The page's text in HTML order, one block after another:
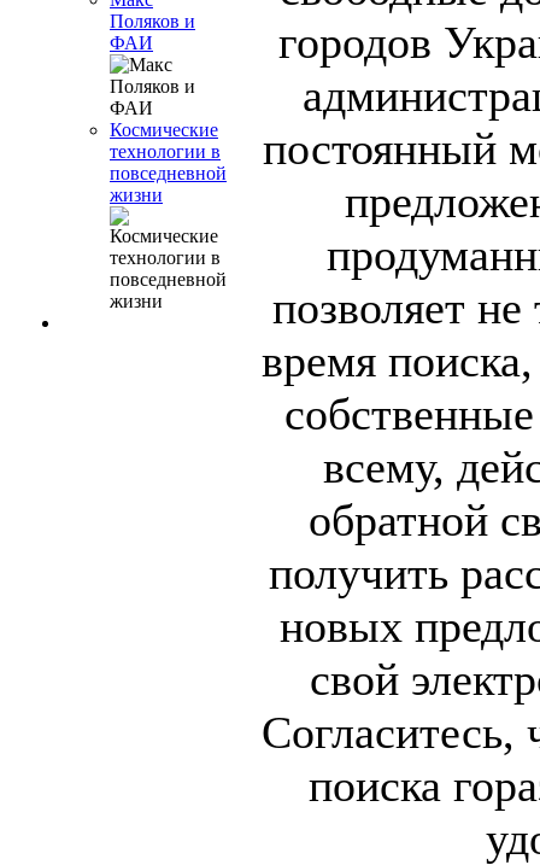
Поляков и
ФАИ
Космические
технологии в
повседневной
жизни
городов
постоянный
позволяет не
время
всему,
обратной
получить
новых
свой
Согласитесь,
поиска